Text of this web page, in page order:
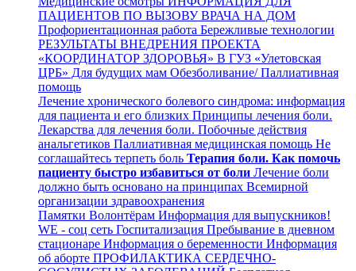
ПАЦИЕНТОВ ПО ВЫЗОВУ ВРАЧА НА ДОМ
Профориентационная работа Бережливые технологии
РЕЗУЛЬТАТЫ ВНЕДРЕНИЯ ПРОЕКТА
«КООРДИНАТОР ЗДОРОВЬЯ» В ГУЗ «Улетовская
ЦРБ» Для будущих мам Обезболивание/ Паллиативная
помощь
Лечение хронического болевого синдрома: информация
для пациента и его близких Принципы лечения боли.
Лекарства для лечения боли. Побочные действия
анальгетиков Паллиативная медицинская помощь Не
соглашайтесь терпеть боль Терапия боли. Как помочь
пациенту быстро избавиться от боли Лечение боли
должно быть основано на принципах Всемирной
организации здравоохранения
Памятки Волонтёрам Информация для выпускников!
WE - соц сеть Госпитализация Пребывание в дневном
стационаре Информация о беременности Информация
об аборте ПРОФИЛАКТИКА СЕРДЕЧНО-